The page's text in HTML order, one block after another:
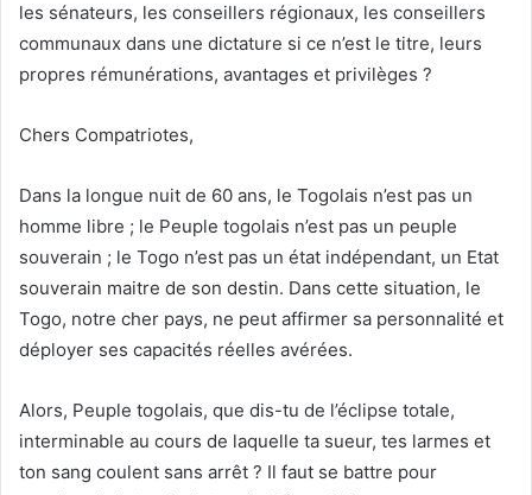
les sénateurs, les conseillers régionaux, les conseillers
communaux dans une dictature si ce n’est le titre, leurs
propres rémunérations, avantages et privilèges ?
Chers Compatriotes,
Dans la longue nuit de 60 ans, le Togolais n’est pas un
homme libre ; le Peuple togolais n’est pas un peuple
souverain ; le Togo n’est pas un état indépendant, un Etat
souverain maitre de son destin. Dans cette situation, le
Togo, notre cher pays, ne peut affirmer sa personnalité et
déployer ses capacités réelles avérées.
Alors, Peuple togolais, que dis-tu de l’éclipse totale,
interminable au cours de laquelle ta sueur, tes larmes et
ton sang coulent sans arrêt ? Il faut se battre pour